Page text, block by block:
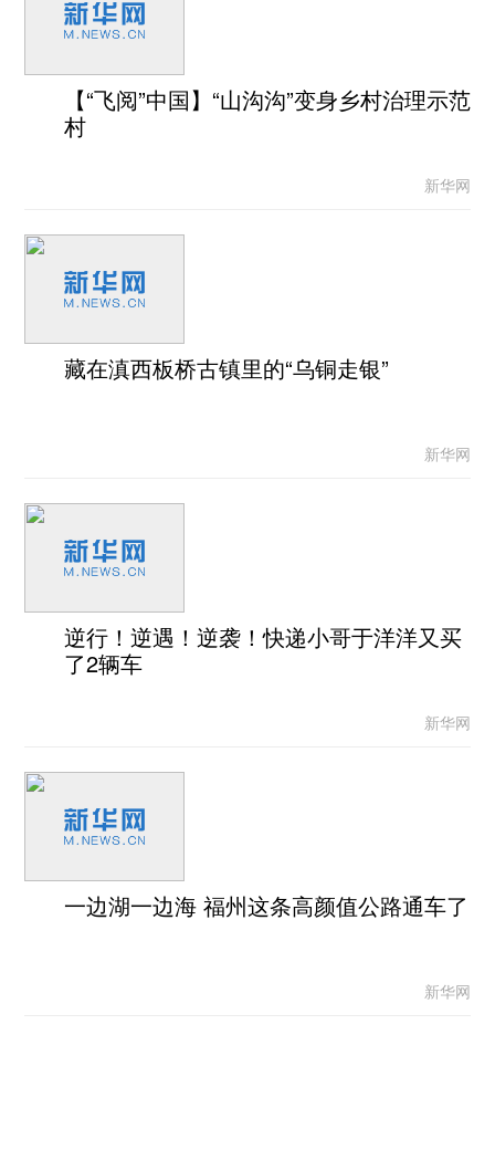
【“飞阅”中国】“山沟沟”变身乡村治理示范
村
新华网
藏在滇西板桥古镇里的“乌铜走银”
新华网
逆行！逆遇！逆袭！快递小哥于洋洋又买
了2辆车
新华网
一边湖一边海 福州这条高颜值公路通车了
新华网